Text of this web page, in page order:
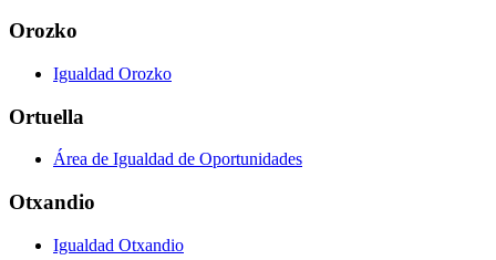
Orozko
Igualdad Orozko
Ortuella
Área de Igualdad de Oportunidades
Otxandio
Igualdad Otxandio